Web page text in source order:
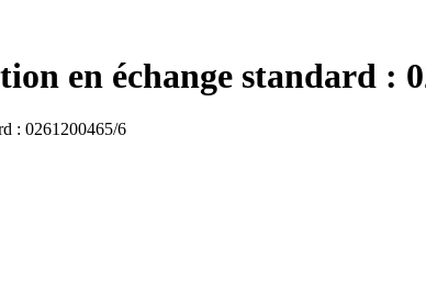
en échange standard :
: 0261200465/6